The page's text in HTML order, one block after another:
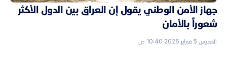
جهاز الأمن الوطني يقول إن العراق بين الدول الأكثر
شعوراً بالأمان
الخميس 5 فبراير 2026 10:40 ص